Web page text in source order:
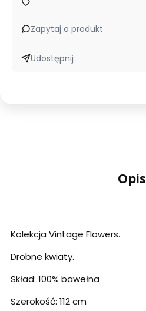
Zapytaj o produkt
Udostępnij
Opis
Kolekcja Vintage Flowers.
Drobne kwiaty.
Skład: 100% bawełna
Szerokość: 112 cm